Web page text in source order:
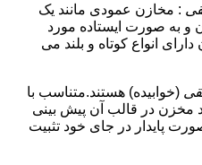
: مخازن عمودی مانند یک
و به صورت ایستاده مورد
انواع کوتاه و بلند می
(خوابیده) هستند.متناسب با
مخزن در قالب آن پیش بینی
پایدار در جای خود تثبیت